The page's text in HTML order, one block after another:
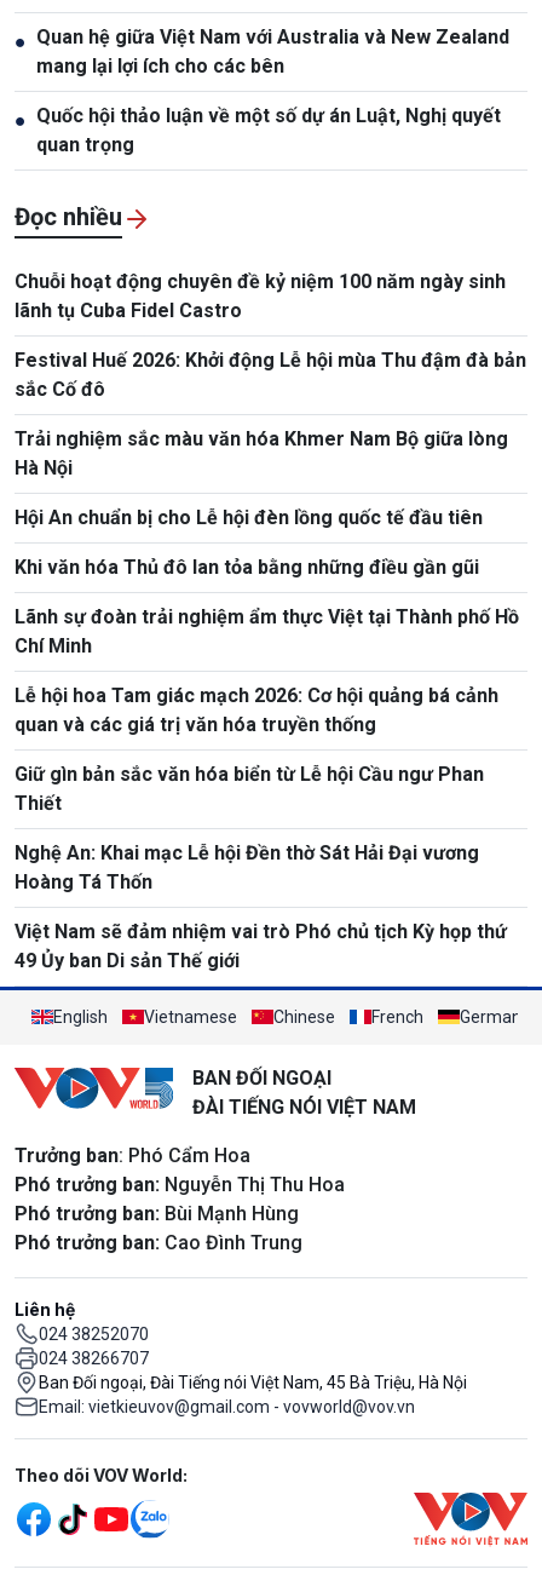
● Quan hệ giữa Việt Nam với Australia và New Zealand
mang lại lợi ích cho các bên
● Quốc hội thảo luận về một số dự án Luật, Nghị quyết
quan trọng
Đọc nhiều
Chuỗi hoạt động chuyên đề kỷ niệm 100 năm ngày sinh
lãnh tụ Cuba Fidel Castro
Festival Huế 2026: Khởi động Lễ hội mùa Thu đậm đà bản
sắc Cố đô
Trải nghiệm sắc màu văn hóa Khmer Nam Bộ giữa lòng
Hà Nội
Hội An chuẩn bị cho Lễ hội đèn lồng quốc tế đầu tiên
Khi văn hóa Thủ đô lan tỏa bằng những điều gần gũi
Lãnh sự đoàn trải nghiệm ẩm thực Việt tại Thành phố Hồ
Chí Minh
Lễ hội hoa Tam giác mạch 2026: Cơ hội quảng bá cảnh
quan và các giá trị văn hóa truyền thống
Giữ gìn bản sắc văn hóa biển từ Lễ hội Cầu ngư Phan
Thiết
Nghệ An: Khai mạc Lễ hội Đền thờ Sát Hải Đại vương
Hoàng Tá Thốn
Việt Nam sẽ đảm nhiệm vai trò Phó chủ tịch Kỳ họp thứ
49 Ủy ban Di sản Thế giới
English Vietnamese Chinese French German
BAN ĐỐI NGOẠI
ĐÀI TIẾNG NÓI VIỆT NAM
Trưởng ban: Phó Cẩm Hoa
Phó trưởng ban: Nguyễn Thị Thu Hoa
Phó trưởng ban: Bùi Mạnh Hùng
Phó trưởng ban: Cao Đình Trung
Liên hệ
024 38252070
024 38266707
Ban Đối ngoại, Đài Tiếng nói Việt Nam, 45 Bà Triệu, Hà Nội
Email: vietkieuvov@gmail.com - vovworld@vov.vn
Mạng xã hội
Theo dõi VOV World: